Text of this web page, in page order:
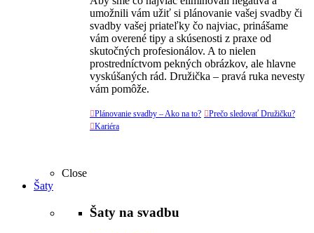
umožnili vám užiť si plánovanie vašej svadby či
svadby vašej priateľky čo najviac, prinášame
vám overené tipy a skúsenosti z praxe od
skutočných profesionálov. A to nielen
prostredníctvom pekných obrázkov, ale hlavne
vyskúšaných rád. Družička – pravá ruka nevesty
vám pomôže.
Plánovanie svadby – Ako na to? Prečo sledovať Družičku?
Kariéra
Close
Šaty
Šaty na svadbu